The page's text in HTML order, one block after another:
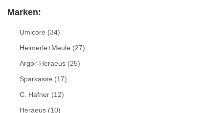
Marken:
Umicore (34)
Heimerle+Meule (27)
Argor-Heraeus (25)
Sparkasse (17)
C. Hafner (12)
Heraeus (10)